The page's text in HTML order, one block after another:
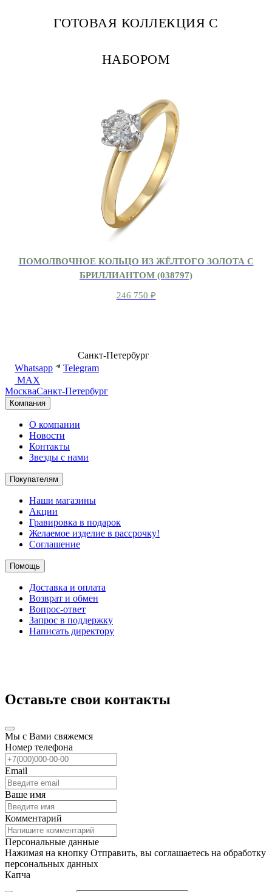
ГОТОВАЯ КОЛЛЕКЦИЯ С
НАБОРОМ
ПОМОЛВОЧНОЕ КОЛЬЦО ИЗ ЖЁЛТОГО ЗОЛОТА С
БРИЛЛИАНТОМ (038797)
246 750 ₽
Санкт-Петербург
Whatsapp
Telegram
MAX
МоскваСанкт-Петербург
Компания
О компании
Новости
Контакты
Звезды с нами
Покупателям
Наши магазины
Акции
Гравировка в подарок
Желаемое изделие в рассрочку!
Соглашение
Помощь
Доставка и оплата
Возврат и обмен
Вопрос-ответ
Запрос в поддержку
Написать директору
Оставьте свои контакты
Мы с Вами свяжемся
Номер телефона
Email
Ваше имя
Комментарий
Персональные данные
Нажимая на кнопку Отправить, вы соглашаетесь на обработку
персональных данных
Капча